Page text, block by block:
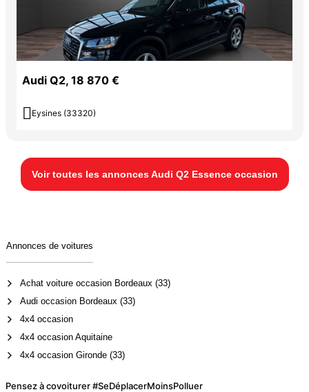
Audi Q2, 18 870 €
 Eysines (33320)
Voir toutes les annonces Audi Q2 Essence occasion
Annonces de voitures
Achat voiture occasion Bordeaux (33)
Audi occasion Bordeaux (33)
4x4 occasion
4x4 occasion Aquitaine
4x4 occasion Gironde (33)
Pensez à covoiturer #SeDéplacerMoinsPolluer